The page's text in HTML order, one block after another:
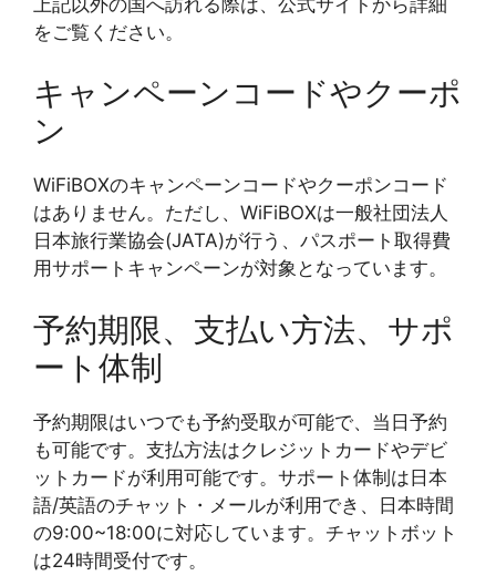
をご覧ください。
キャンペーンコードやクーポ
ン
WiFiBOXのキャンペーンコードやクーポンコード
はありません。ただし、WiFiBOXは一般社団法人
日本旅行業協会(JATA)が行う、パスポート取得費
用サポートキャンペーンが対象となっています。
予約期限、支払い方法、サポ
ート体制
予約期限はいつでも予約受取が可能で、当日予約
も可能です。支払方法はクレジットカードやデビ
ットカードが利用可能です。サポート体制は日本
語/英語のチャット・メールが利用でき、日本時間
の9:00~18:00に対応しています。チャットボット
は24時間受付です。